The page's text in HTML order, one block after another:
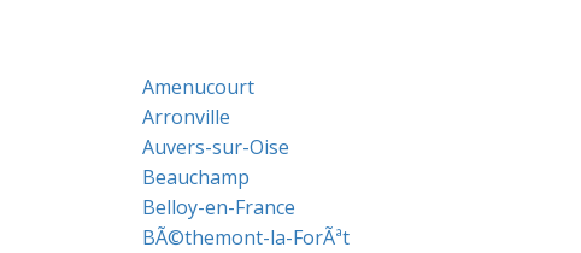
Amenucourt
Arronville
Auvers-sur-Oise
Beauchamp
Belloy-en-France
BÃ©themont-la-ForÃªt